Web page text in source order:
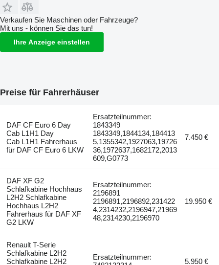
Verkaufen Sie Maschinen oder Fahrzeuge?
Mit uns - können Sie das tun!
Ihre Anzeige einstellen
Preise für Fahrerhäuser
DAF CF Euro 6 Day
Cab L1H1 Day
Cab L1H1 Fahrerhaus
für DAF CF Euro 6 LKW
Ersatzteilnummer:
1843349
1843349,1844134,184413
5,1355342,1927063,19726
36,1972637,1682172,2013
609,G0773
7.450 €
DAF XF G2
Schlafkabine Hochhaus
L2H2 Schlafkabine
Hochhaus L2H2
Fahrerhaus für DAF XF
G2 LKW
Ersatzteilnummer:
2196891
2196891,2196892,231422
4,2314232,2196947,21969
48,2314230,2196970
19.950 €
Renault T-Serie
Schlafkabine L2H2
Schlafkabine L2H2
Ersatzteilnummer:
5.950 €